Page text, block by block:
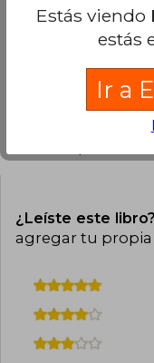
con la base de
datos relacional
¿Leíste este libro?
agregar tu propia
Estás viendo
estás
Ir a